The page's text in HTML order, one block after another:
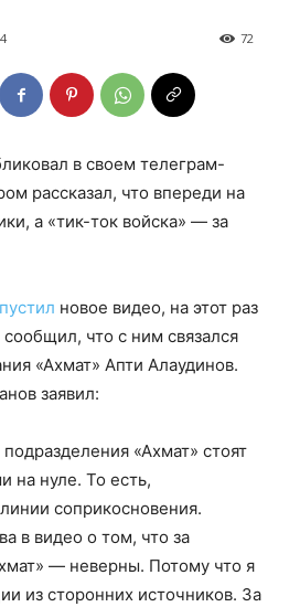
72
в своем телеграм-
рассказал, что впереди на
а «тик-ток войска» — за
новое видео, на этот раз
что с ним связался
«Ахмат» Апти Алаудинов.
заявил:
«Ахмат» стоят
на нуле. То есть,
соприкосновения.
в видео о том, что за
— неверны. Потому что я
из сторонних источников. За